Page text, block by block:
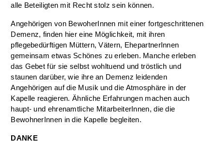
alle Beteiligten mit Recht stolz sein können.
Angehörigen von BewoherInnen mit einer fortgeschrittenen
Demenz, finden hier eine Möglichkeit, mit ihren
pflegebedürftigen Müttern, Vätern, EhepartnerInnen
gemeinsam etwas Schönes zu erleben. Manche erleben
das Gebet für sie selbst wohltuend und tröstlich und
staunen darüber, wie ihre an Demenz leidenden
Angehörigen auf die Musik und die Atmosphäre in der
Kapelle reagieren. Ähnliche Erfahrungen machen auch
haupt- und ehrenamtliche MitarbeiterInnen, die die
BewohnerInnen in die Kapelle begleiten.
DANKE